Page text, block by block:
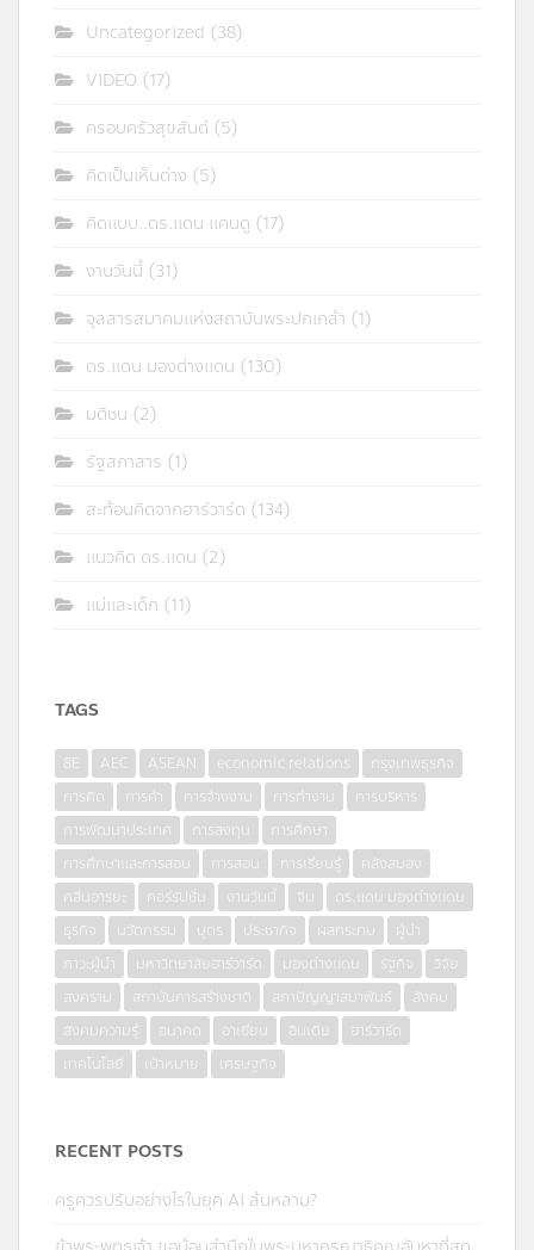
Uncategorized (38)
VIDEO (17)
ครอบครัวสุขสันต์ (5)
คิดเป็นเห็นต่าง (5)
คิดแบบ..ดร.แดน แคนดู (17)
งานวันนี้ (31)
จุลสารสมาคมแห่งสถาบันพระปกเกล้า (1)
ดร.แดน มองต่างแดน (130)
มติชน (2)
รัฐสภาสาร (1)
สะท้อนคิดจากฮาร์วาร์ด (134)
แนวคิด ดร.แดน (2)
แม่และเด็ก (11)
TAGS
8E AEC ASEAN economic relations
กรุงเทพธุรกิจ
การคิด
การค้า การจ้างงาน การทำงาน
การบริหาร
การพัฒนาประเทศ
การลงทุน
การศึกษา
การศึกษาและการสอน
การสอน การเรียนรู้
คลังสมอง
คลื่นอารยะ
คอร์รัปชั่น งานวันนี้ จีน
ดร.แดน มองต่างแดน
ธุรกิจ
นวัตกรรม บุตร ประชากิจ ผลกระทบ
ผู้นำ
ภาวะผู้นำ
มหาวิทยาลัยฮาร์วาร์ด มองต่างแดน รัฐกิจ
วิจัย
สงคราม
สถาบันการสร้างชาติ สภาปัญญาสมาพันธ์
สังคม
สังคมความรู้
อนาคต อาเซียน อินเดีย
ฮาร์วาร์ด
เทคโนโลยี
เป้าหมาย เศรษฐกิจ
RECENT POSTS
ครูควรปรับอย่างไรในยุค AI ล้นหลาม?